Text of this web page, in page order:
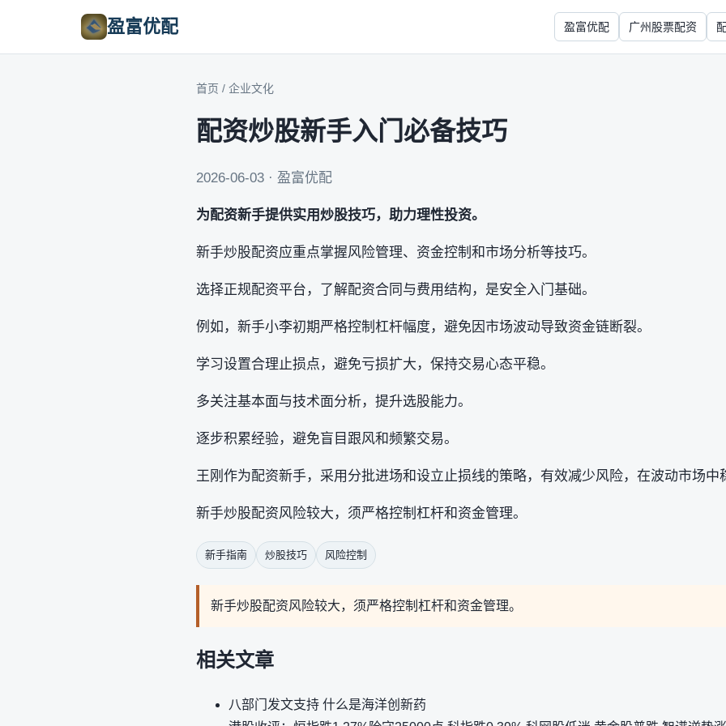
盈富优配 盈富优配 广州股票配资
首页 / 企业文化
配资炒股新手入门必备技巧
2026-06-03 · 盈富优配
为配资新手提供实用炒股技巧，助力理性投资。
新手炒股配资应重点掌握风险管理、资金控制和市场分析等技巧。
选择正规配资平台，了解配资合同与费用结构，是安全入门基础。
例如，新手小李初期严格控制杠杆幅度，避免因市场波动导致资金链断裂。
学习设置合理止损点，避免亏损扩大，保持交易心态平稳。
多关注基本面与技术面分析，提升选股能力。
逐步积累经验，避免盲目跟风和频繁交易。
王刚作为配资新手，采用分批进场和设立止损线的策略，有效减少风险，在波动市场中
新手炒股配资风险较大，须严格控制杠杆和资金管理。
新手指南 炒股技巧 风险控制
新手炒股配资风险较大，须严格控制杠杆和资金管理。
相关文章
八部门发文支持 什么是海洋创新药